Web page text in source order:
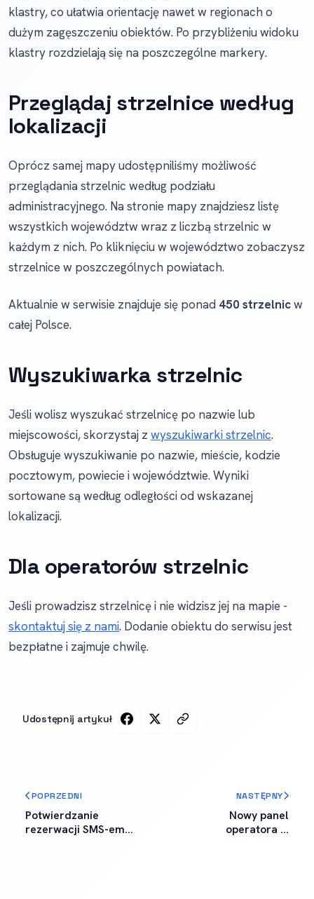
klastry, co ułatwia orientację nawet w regionach o
dużym zagęszczeniu obiektów. Po przybliżeniu widoku
klastry rozdzielają się na poszczególne markery.
Przeglądaj strzelnice według
lokalizacji
Oprócz samej mapy udostępniliśmy możliwość
przeglądania strzelnic według podziału
administracyjnego. Na stronie mapy znajdziesz listę
wszystkich województw wraz z liczbą strzelnic w
każdym z nich. Po kliknięciu w województwo zobaczysz
strzelnice w poszczególnych powiatach.
Aktualnie w serwisie znajduje się ponad 450 strzelnicw
całej Polsce.
Wyszukiwarka strzelnic
Jeśli wolisz wyszukać strzelnicę po nazwie lub
miejscowości, skorzystaj z wyszukiwarki strzelnic.
Obsługuje wyszukiwanie po nazwie, mieście, kodzie
pocztowym, powiecie i województwie. Wyniki
sortowane są według odległości od wskazanej
lokalizacji.
Dla operatorów strzelnic
Jeśli prowadzisz strzelnicę i nie widzisz jej na mapie -
skontaktuj się z nami. Dodanie obiektu do serwisu jest
bezpłatne i zajmuje chwilę.
Udostępnij artykuł
POPRZEDNI
Potwierdzanie
rezerwacji SMS-em
NASTĘPNY
Nowy panel
operatora w